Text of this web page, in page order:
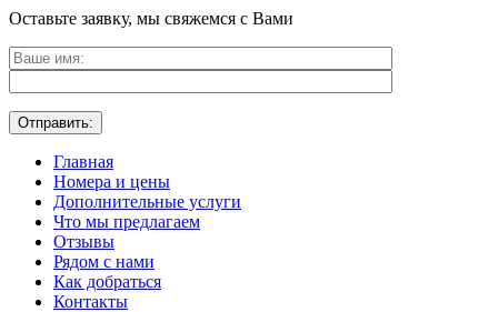
Оставьте заявку, мы свяжемся с Вами
Главная
Номера и цены
Дополнительные услуги
Что мы предлагаем
Отзывы
Рядом с нами
Как добраться
Контакты